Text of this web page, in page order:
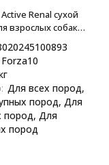
Renal сухой
взрослых собак
почечной
сердечной
- 4 кг
Forza10
Для всех пород,
пород, Для
пород, Для
пород